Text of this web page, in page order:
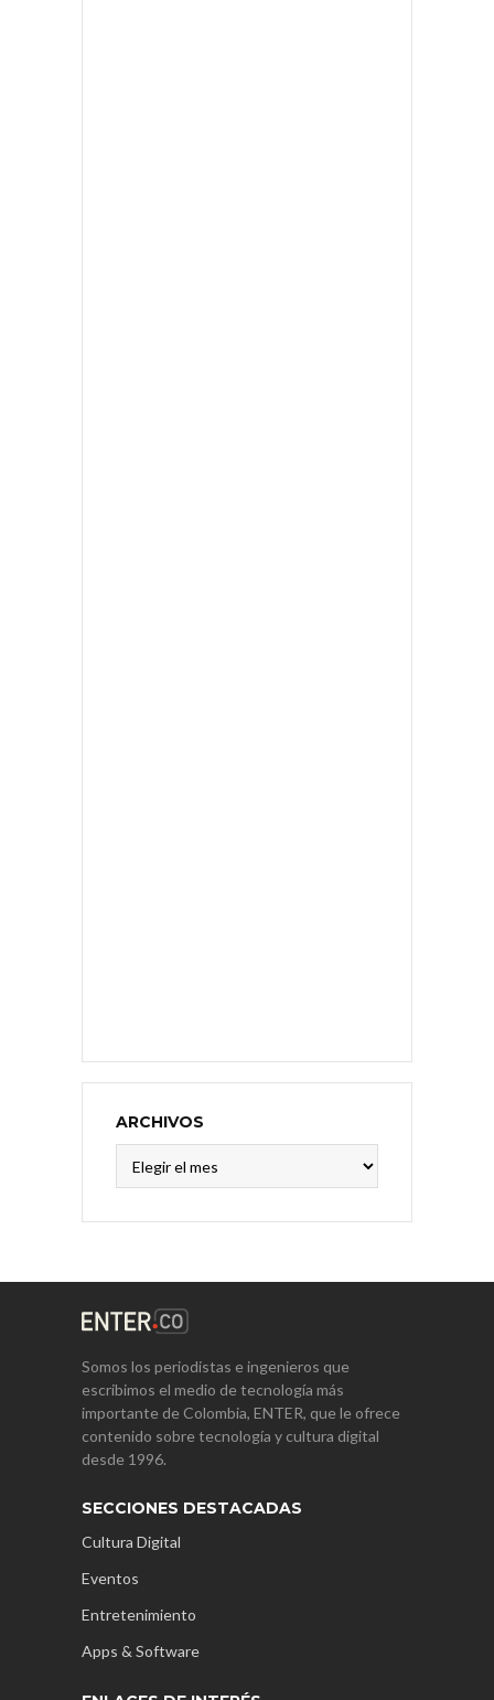
ARCHIVOS
Somos los periodistas e ingenieros que
escribimos el medio de tecnología más
importante de Colombia, ENTER, que le ofrece
contenido sobre tecnología y cultura digital
desde 1996.
SECCIONES DESTACADAS
Cultura Digital
Eventos
Entretenimiento
Apps & Software